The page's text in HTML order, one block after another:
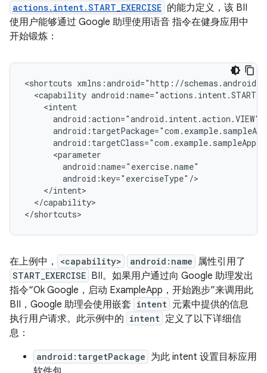
actions.intent.START_EXERCISE 的能力定义，该 BII
使用户能够通过 Google 助理使用语音 指令在健身应用中
开始锻炼：
<shortcuts
<capability
</capability>
在上例中， <capability> android:name 属性引用了
START_EXERCISE BII。如果用户通过向 Google 助理发出
指令“Ok Google，启动 ExampleApp，开始跑步”来调用此
BII，Google 助理会使用嵌套 intent 元素中提供的信息
执行用户请求。 此示例中的 intent 定义了以下详细信
息：
android:targetPackage 为此 intent 设置目标应用